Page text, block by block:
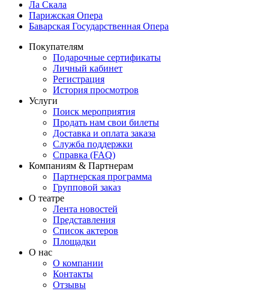
Ла Скала
Парижская Опера
Баварская Государственная Опера
Покупателям
Подарочные сертификаты
Личный кабинет
Регистрация
История просмотров
Услуги
Поиск мероприятия
Продать нам свои билеты
Доставка и оплата заказа
Служба поддержки
Справка (FAQ)
Компаниям & Партнерам
Партнерская программа
Групповой заказ
О театре
Лента новостей
Представления
Список актеров
Площадки
О нас
О компании
Контакты
Отзывы